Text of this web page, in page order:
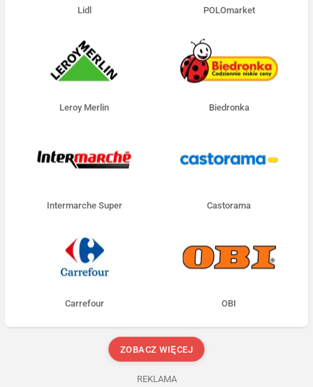
Lidl POLOmarket
Leroy Merlin Biedronka
Intermarche Super Castorama
Carrefour OBI
ZOBACZ WIĘCEJ
REKLAMA